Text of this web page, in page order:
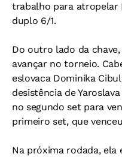
trabalho para atropelar
duplo 6/1.
Do outro lado da
avançar no torneio.
eslovaca Dominika
desistência de
no segundo set para
primeiro set, que
Na próxima rodada, ela